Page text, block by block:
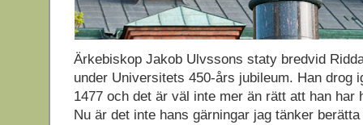
Ärkebiskop Jakob Ulvssons staty bredvid
under Universitets 450-års jubileum. Han drog
1477 och det är väl inte mer än rätt att han har
Nu är det inte hans gärningar jag tänker